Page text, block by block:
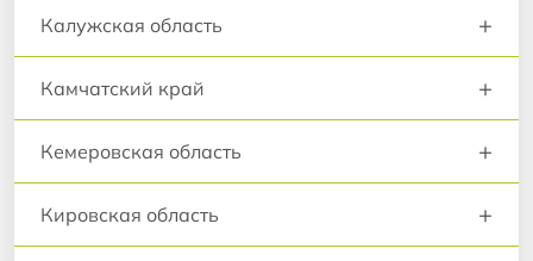
Калужская область +
Камчатский край +
Кемеровская область +
Кировская область +